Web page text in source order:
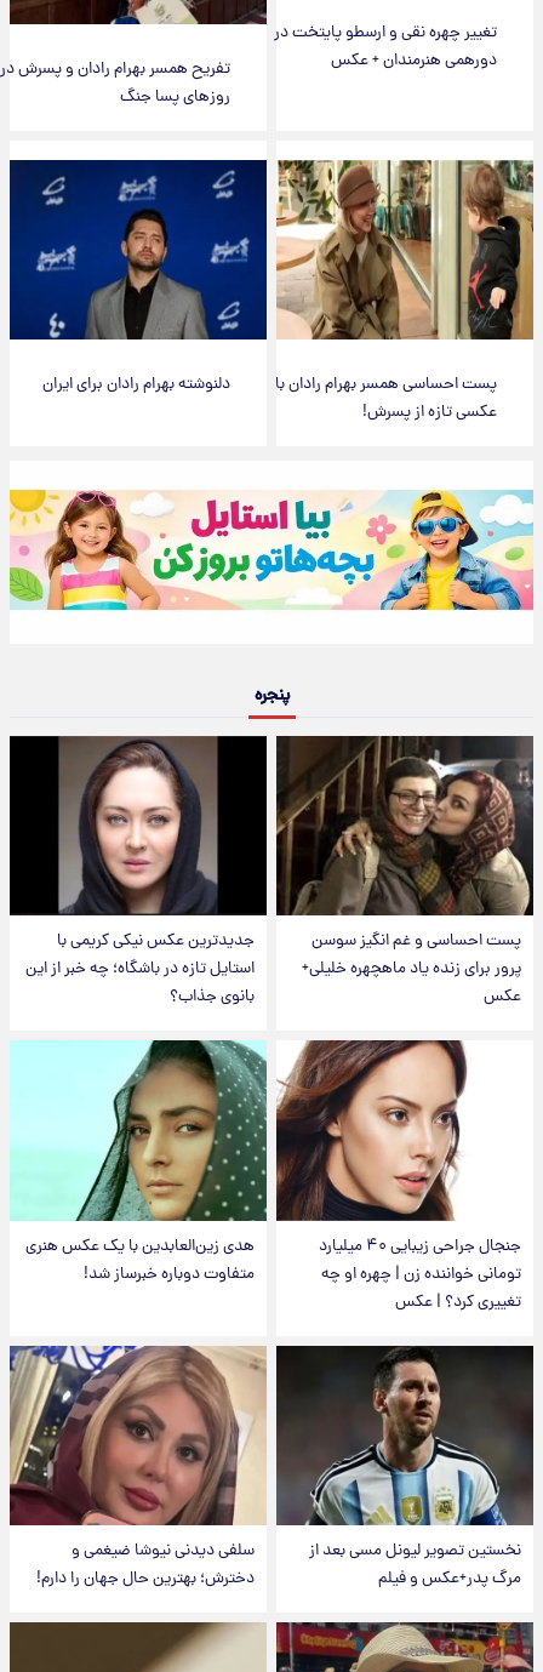
تغییر چهره نقی و ارسطو پایتخت در
دورهمی هنرمندان + عکس
تفریح همسر بهرام رادان و پسرش در
روزهای پسا جنگ
پست احساسی همسر بهرام رادان با
عکسی تازه از پسرش!
دلنوشته بهرام رادان برای ایران
پنجره
پست احساسی و غم انگیز سوسن
پرور برای زنده یاد ماهچهره خلیلی+
عکس
جدیدترین عکس نیکی کریمی با
استایل تازه در باشگاه؛ چه خبر از این
بانوی جذاب؟
جنجال جراحی زیبایی ۴۰ میلیارد
تومانی خواننده زن | چهره او چه
تغییری کرد؟ | عکس
هدی زین‌العابدین با یک عکس هنری
متفاوت دوباره خبرساز شد!
نخستین تصویر لیونل مسی بعد از
مرگ پدر+عکس و فیلم
سلفی دیدنی نیوشا ضیغمی و
دخترش؛ بهترین حال جهان را دارم!